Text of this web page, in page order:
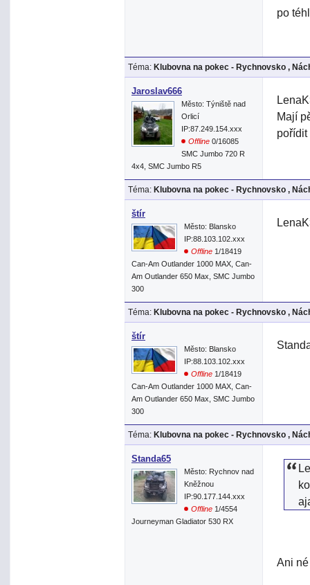
po
Téma: Klubovna na pokec - Rychnovsko ,
Jaroslav666
Město: Týniště nad
Orlicí
IP:87.249.154.xxx
Offline 0/16085
SMC Jumbo 720 R
4x4, SMC Jumbo R5
Mají
pořídit
Téma: Klubovna na pokec - Rychnovsko ,
štír
Město: Blansko
IP:88.103.102.xxx
Offline 1/18419
Can-Am Outlander 1000 MAX, Can-
Am Outlander 650 Max, SMC Jumbo
300
Téma: Klubovna na pokec - Rychnovsko ,
štír
Město: Blansko
IP:88.103.102.xxx
Offline 1/18419
Can-Am Outlander 1000 MAX, Can-
Am Outlander 650 Max, SMC Jumbo
300
Téma: Klubovna na pokec - Rychnovsko ,
Standa65
Město: Rychnov nad
Kněžnou
IP:90.177.144.xxx
Offline 1/4554
Journeyman Gladiator 530 RX
Ani